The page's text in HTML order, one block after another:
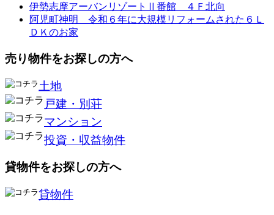
伊勢志摩アーバンリゾートⅡ番館 ４Ｆ北向
阿児町神明 令和６年に大規模リフォームされた６Ｌ
ＤＫのお家
売り物件をお探しの方へ
土地
戸建・別荘
マンション
投資・収益物件
貸物件をお探しの方へ
貸物件